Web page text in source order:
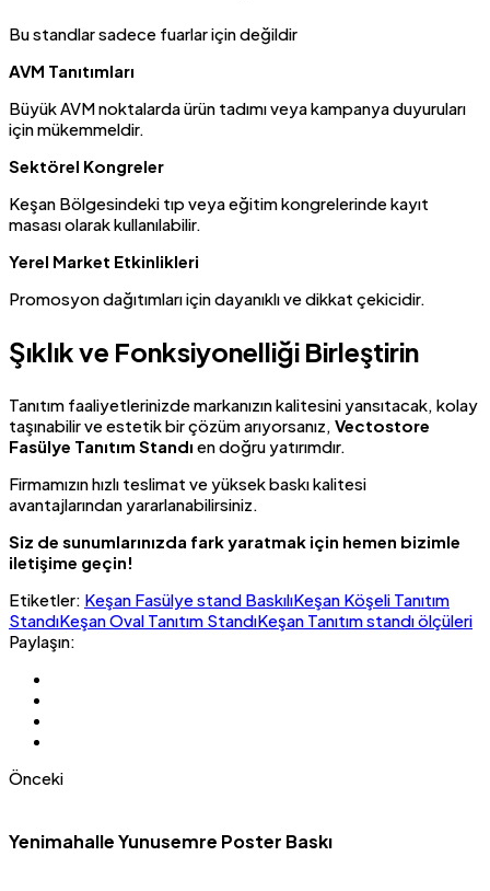
Bu standlar sadece fuarlar için değildir
AVM Tanıtımları
Büyük AVM noktalarda ürün tadımı veya kampanya duyuruları
için mükemmeldir.
Sektörel Kongreler
Keşan Bölgesindeki tıp veya eğitim kongrelerinde kayıt
masası olarak kullanılabilir.
Yerel Market Etkinlikleri
Promosyon dağıtımları için dayanıklı ve dikkat çekicidir.
Şıklık ve Fonksiyonelliği Birleştirin
Tanıtım faaliyetlerinizde markanızın kalitesini yansıtacak, kolay
taşınabilir ve estetik bir çözüm arıyorsanız, Vectostore
Fasülye Tanıtım Standı en doğru yatırımdır.
Firmamızın hızlı teslimat ve yüksek baskı kalitesi
avantajlarından yararlanabilirsiniz.
Siz de sunumlarınızda fark yaratmak için hemen bizimle
iletişime geçin!
Etiketler: Keşan Fasülye stand BaskılıKeşan Köşeli Tanıtım
StandıKeşan Oval Tanıtım StandıKeşan Tanıtım standı ölçüleri
Paylaşın:
Önceki
Yenimahalle Yunusemre Poster Baskı